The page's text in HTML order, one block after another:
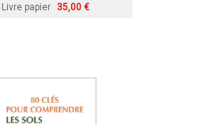
Livre papier 35,00 €